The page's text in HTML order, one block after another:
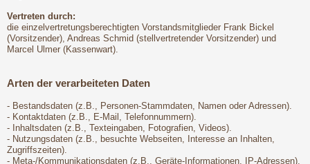
Vertreten durch:
die einzelvertretungsberechtigten Vorstandsmitglieder Frank Bickel
(Vorsitzender), Andreas Schmid (stellvertretender Vorsitzender) und
Marcel Ulmer (Kassenwart).
Arten der verarbeiteten Daten
- Bestandsdaten (z.B., Personen-Stammdaten, Namen oder Adressen).
- Kontaktdaten (z.B., E-Mail, Telefonnummern).
- Inhaltsdaten (z.B., Texteingaben, Fotografien, Videos).
- Nutzungsdaten (z.B., besuchte Webseiten, Interesse an Inhalten,
Zugriffszeiten).
- Meta-/Kommunikationsdaten (z.B., Geräte-Informationen, IP-Adressen).